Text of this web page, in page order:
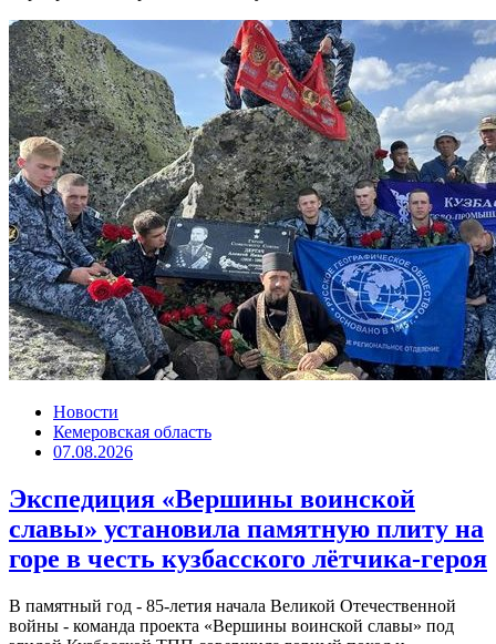
Новости
Кемеровская область
07.08.2026
Экспедиция «Вершины воинской
славы» установила памятную плиту на
горе в честь кузбасского лётчика-героя
В памятный год - 85-летия начала Великой Отечественной
войны - команда проекта «Вершины воинской славы» под